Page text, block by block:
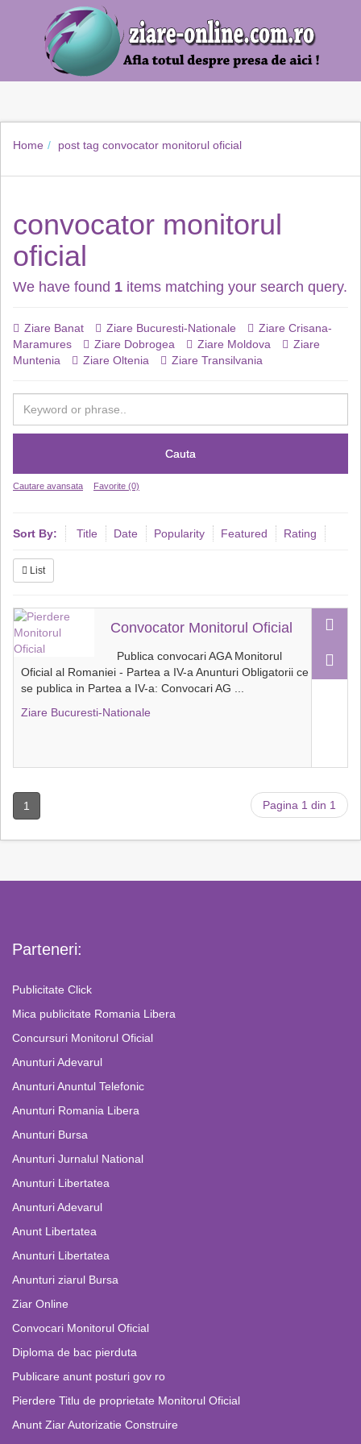
Home post tag convocator monitorul oficial
convocator monitorul
oficial
We have found 1 items matching your search query.
Ziare Banat Ziare Bucuresti-Nationale
Ziare Crisana-
Maramures
Ziare Dobrogea Ziare Moldova
Ziare
Muntenia
Ziare Oltenia Ziare Transilvania
Cauta
Cautare avansata Favorite (0)
Sort By: Title Date Popularity Featured Rating
List
Convocator Monitorul Oficial
Publica convocari AGA Monitorul
Oficial al Romaniei - Partea a IV-a Anunturi Obligatorii ce
se publica in Partea a IV-a: Convocari AG
Ziare Bucuresti-Nationale
1 Pagina 1 din 1
Parteneri:
Publicitate Click
Mica publicitate Romania Libera
Concursuri Monitorul Oficial
Anunturi Adevarul
Anunturi Anuntul Telefonic
Anunturi Romania Libera
Anunturi Bursa
Anunturi Jurnalul National
Anunturi Libertatea
Anunturi Adevarul
Anunt Libertatea
Anunturi Libertatea
Anunturi ziarul Bursa
Ziar Online
Convocari Monitorul Oficial
Diploma de bac pierduta
Publicare anunt posturi gov ro
Pierdere Titlu de proprietate Monitorul Oficial
Anunt Ziar Autorizatie Construire